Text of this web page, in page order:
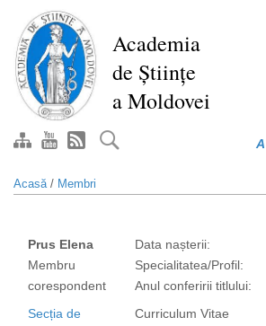
conţinutul
principal
Academia
de Științe
a Moldovei
A
Acasă/ Membri
Prus Elena
Membru
corespondent
Data nașterii:
Specialitatea/Profil:
Anul conferirii titlului:
Secția de
Curriculum Vitae